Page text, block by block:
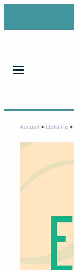
Accueil > Librairie >